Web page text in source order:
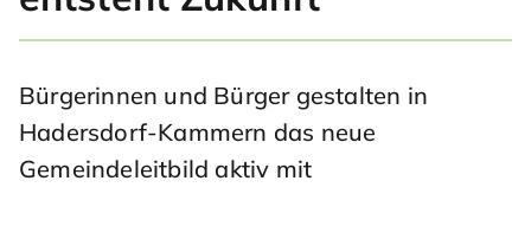
Bürgerinnen und Bürger gestalten in
Hadersdorf-Kammern das neue
Gemeindeleitbild aktiv mit